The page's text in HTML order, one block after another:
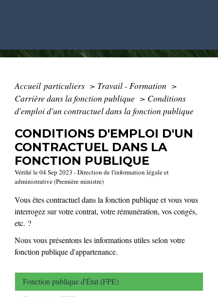
Accueil particuliers > Travail - Formation >
Carrière dans la fonction publique > Conditions
d'emploi d'un contractuel dans la fonction publique
CONDITIONS D'EMPLOI D'UN
CONTRACTUEL DANS LA
FONCTION PUBLIQUE
Vérifié le 04 Sep 2023 - Direction de l'information légale et
administrative (Première ministre)
Vous êtes contractuel dans la fonction publique et vous vous
interrogez sur votre contrat, votre rémunération, vos congés,
etc. ?
Nous vous présentons les informations utiles selon votre
fonction publique d'appartenance.
Fonction publique d'État (FPE)